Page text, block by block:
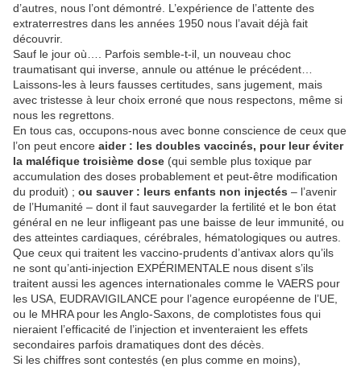
d’autres, nous l’ont démontré. L’expérience de l’attente des
extraterrestres dans les années 1950 nous l’avait déjà fait
découvrir.
Sauf le jour où…. Parfois semble-t-il, un nouveau choc
traumatisant qui inverse, annule ou atténue le précédent…
Laissons-les à leurs fausses certitudes, sans jugement, mais
avec tristesse à leur choix erroné que nous respectons, même si
nous les regrettons.
En tous cas, occupons-nous avec bonne conscience de ceux que
l’on peut encore aider : les doubles vaccinés, pour leur éviter
la maléfique troisième dose (qui semble plus toxique par
accumulation des doses probablement et peut-être modification
du produit) ; ou sauver : leurs enfants non injectés – l’avenir
de l’Humanité – dont il faut sauvegarder la fertilité et le bon état
général en ne leur infligeant pas une baisse de leur immunité, ou
des atteintes cardiaques, cérébrales, hématologiques ou autres.
Que ceux qui traitent les vaccino-prudents d’antivax alors qu’ils
ne sont qu’anti-injection EXPÉRIMENTALE nous disent s’ils
traitent aussi les agences internationales comme le VAERS pour
les USA, EUDRAVIGILANCE pour l’agence européenne de l’UE,
ou le MHRA pour les Anglo-Saxons, de complotistes fous qui
nieraient l’efficacité de l’injection et inventeraient les effets
secondaires parfois dramatiques dont des décès.
Si les chiffres sont contestés (en plus comme en moins),